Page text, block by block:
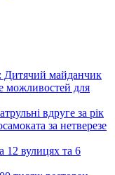
Дитячий майданчик
можливостей для
вдруге за рік
за нетверезе
12 вулицях та 6